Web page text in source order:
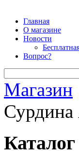
Главная
О магазине
Новости
Вопрос?
Магазин
Сурдина